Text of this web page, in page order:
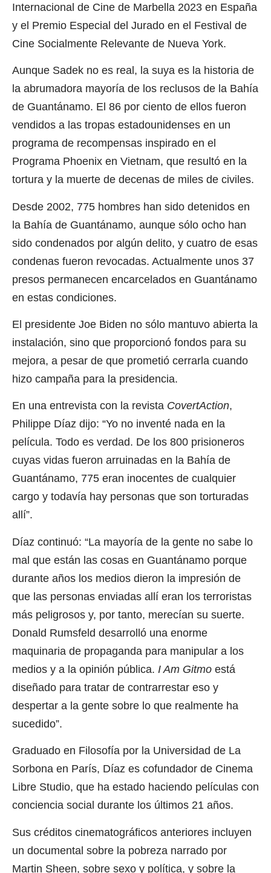
Internacional de Cine de Marbella 2023 en España
y el Premio Especial del Jurado en el Festival de
Cine Socialmente Relevante de Nueva York.
Aunque Sadek no es real, la suya es la historia de
la abrumadora mayoría de los reclusos de la Bahía
de Guantánamo. El 86 por ciento de ellos fueron
vendidos a las tropas estadounidenses en un
programa de recompensas inspirado en el
Programa Phoenix en Vietnam, que resultó en la
tortura y la muerte de decenas de miles de civiles.
Desde 2002, 775 hombres han sido detenidos en
la Bahía de Guantánamo, aunque sólo ocho han
sido condenados por algún delito, y cuatro de esas
condenas fueron revocadas. Actualmente unos 37
presos permanecen encarcelados en Guantánamo
en estas condiciones.
El presidente Joe Biden no sólo mantuvo abierta la
instalación, sino que proporcionó fondos para su
mejora, a pesar de que prometió cerrarla cuando
hizo campaña para la presidencia.
En una entrevista con la revista CovertAction,
Philippe Díaz dijo: “Yo no inventé nada en la
película. Todo es verdad. De los 800 prisioneros
cuyas vidas fueron arruinadas en la Bahía de
Guantánamo, 775 eran inocentes de cualquier
cargo y todavía hay personas que son torturadas
allí”.
Díaz continuó: “La mayoría de la gente no sabe lo
mal que están las cosas en Guantánamo porque
durante años los medios dieron la impresión de
que las personas enviadas allí eran los terroristas
más peligrosos y, por tanto, merecían su suerte.
Donald Rumsfeld desarrolló una enorme
maquinaria de propaganda para manipular a los
medios y a la opinión pública. I Am Gitmo está
diseñado para tratar de contrarrestar eso y
despertar a la gente sobre lo que realmente ha
sucedido”.
Graduado en Filosofía por la Universidad de La
Sorbona en París, Díaz es cofundador de Cinema
Libre Studio, que ha estado haciendo películas con
conciencia social durante los últimos 21 años.
Sus créditos cinematográficos anteriores incluyen
un documental sobre la pobreza narrado por
Martin Sheen, sobre sexo y política, y sobre la